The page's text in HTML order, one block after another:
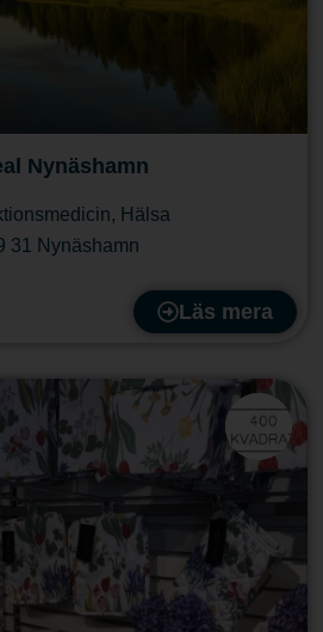
Nynäshamn
, Hälsa
31 Nynäshamn
Läs mera